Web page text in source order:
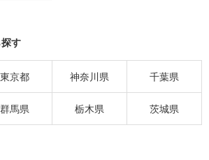
す
東京都 神奈川県 千葉県
群馬県 栃木県 茨城県